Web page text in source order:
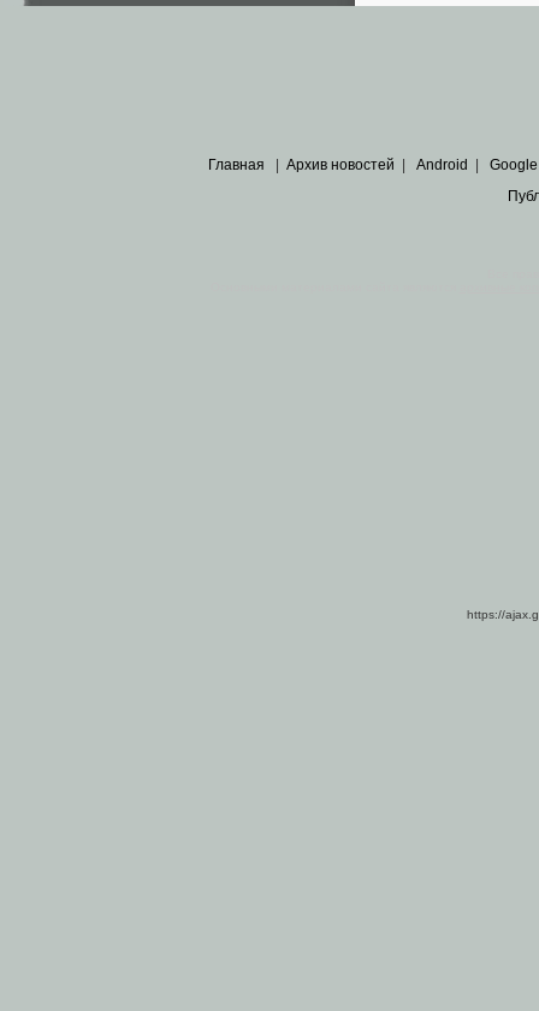
Главная | Архив новостей | Android | Google
https://